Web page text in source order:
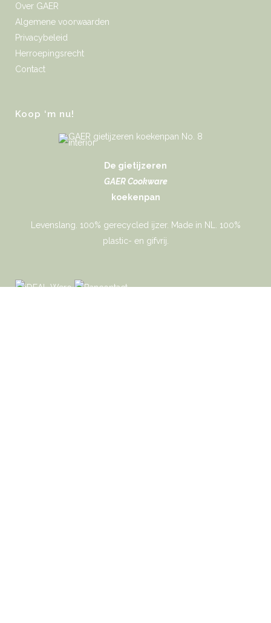
Over GAER
Algemene voorwaarden
Privacybeleid
Herroepingsrecht
Contact
Koop ‘m nu!
De gietijzeren
GAER Cookware
koekenpan
Levenslang. 100% gerecycled ijzer. Made in NL. 100%
plastic- en gifvrij.